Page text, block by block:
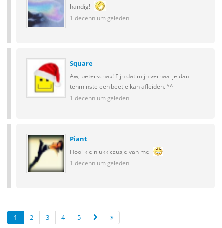
handig!
1 decennium geleden
Square
Aw, beterschap! Fijn dat mijn verhaal je dan
tenminste een beetje kan afleiden. ^^
1 decennium geleden
Piant
Hooi klein ukkiezusje van me
1 decennium geleden
1 2 3 4 5